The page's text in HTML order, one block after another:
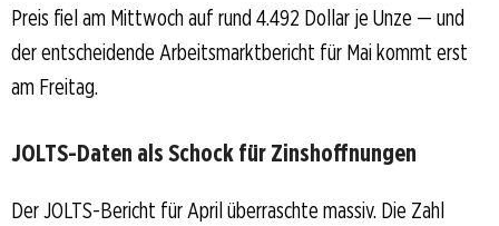
Preis fiel am Mittwoch auf rund 4.492 Dollar je Unze — und
der entscheidende Arbeitsmarktbericht für Mai kommt erst
am Freitag.
JOLTS-Daten als Schock für Zinshoffnungen
Der JOLTS-Bericht für April überraschte massiv. Die Zahl